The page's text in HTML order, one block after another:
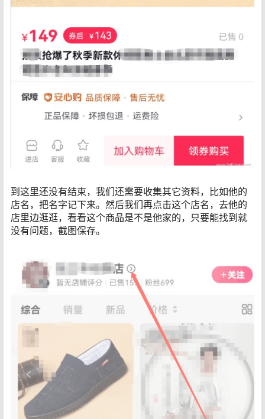
到这里还没有结束，我们还需要收集其它资料，比如他的
店名，把名字记下来。然后我们再点击这个店名，去他的
店里边逛逛，看看这个商品是不是他家的，只要能找到就
没有问题，截图保存。